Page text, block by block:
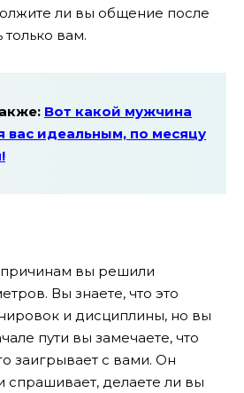
ли вы общение после
вам.
Вот какой мужчина
вас идеальным, по месяцу
вы решили
Вы знаете, что это
и дисциплины, но вы
пути вы замечаете, что
заигрывает с вами. Он
спрашивает, делаете ли вы